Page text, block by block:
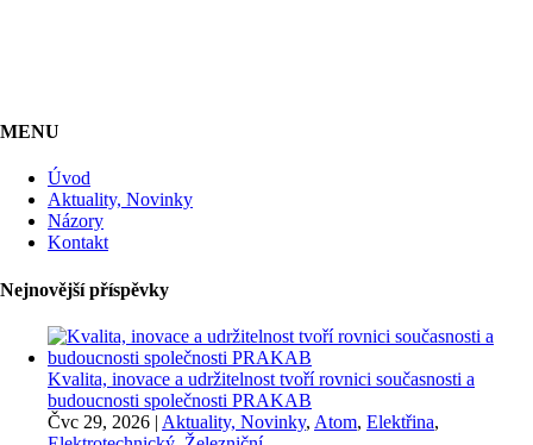
MENU
Úvod
Aktuality, Novinky
Názory
Kontakt
Nejnovější příspěvky
Kvalita, inovace a udržitelnost tvoří rovnici současnosti a
budoucnosti společnosti PRAKAB
Čvc 29, 2026 | Aktuality, Novinky, Atom, Elektřina,